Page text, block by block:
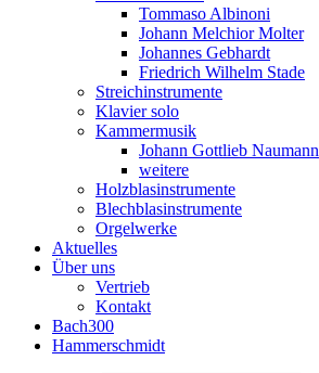
Tommaso Albinoni
Johann Melchior Molter
Johannes Gebhardt
Friedrich Wilhelm Stade
Streichinstrumente
Klavier solo
Kammermusik
Johann Gottlieb Naumann
weitere
Holzblasinstrumente
Blechblasinstrumente
Orgelwerke
Aktuelles
Über uns
Vertrieb
Kontakt
Bach300
Hammerschmidt